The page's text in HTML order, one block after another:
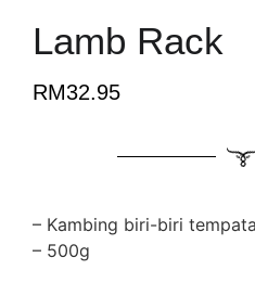
Lamb Rack
RM32.95
– Kambing biri-biri
– 500g